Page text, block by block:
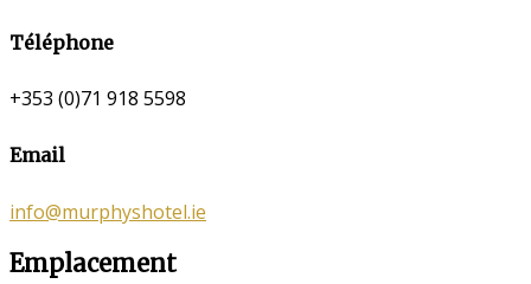
Téléphone
+353 (0)71 918 5598
Email
info@murphyshotel.ie
Emplacement